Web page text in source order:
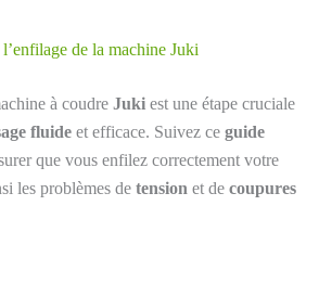
de la machine Juki
à coudre Juki est une étape cruciale
fluide et efficace. Suivez ce guide
que vous enfilez correctement votre
les problèmes de tension et de coupures